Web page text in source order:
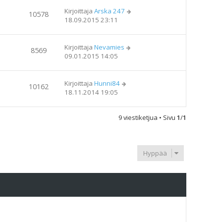
10578 Kirjoittaja Arska 247
18.09.2015 23:11
8569 Kirjoittaja Nevamies
09.01.2015 14:05
10162 Kirjoittaja Hunni84
18.11.2014 19:05
9 viestiketjua • Sivu 1/1
Hyppää